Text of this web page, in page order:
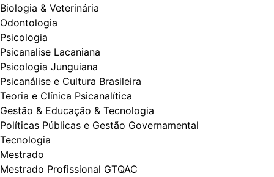
Biologia & Veterinária
Odontologia
Psicologia
Psicanalise Lacaniana
Psicologia Junguiana
Psicanálise e Cultura Brasileira
Teoria e Clínica Psicanalítica
Gestão & Educação & Tecnologia
Políticas Públicas e Gestão Governamental
Tecnologia
Mestrado
Mestrado Profissional GTQAC